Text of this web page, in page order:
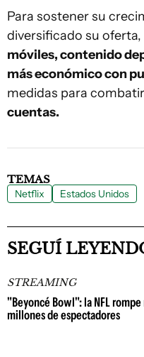
Para sostener su
diversificado su
móviles, contenido
más económico con
medidas para
cuentas.
TEMAS
Netflix Estados Unidos
SEGUÍ
STREAMING
"Beyoncé Bowl": la NFL
millones de espectadores